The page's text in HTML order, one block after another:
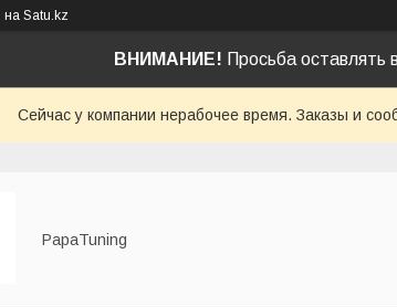
на Satu.kz
ВНИМАНИЕ! Просьба оставлять
Сейчас у компании нерабочее время. Заказы и
PapaTuning